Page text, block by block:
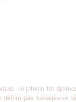
ku jetonin tre
pas kënaqësive